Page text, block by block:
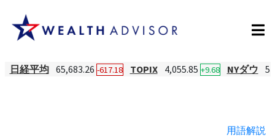
日経平均 65,683.26 -617.18 TOPIX 4,055.85 +9.68 NYダウ
用語解説